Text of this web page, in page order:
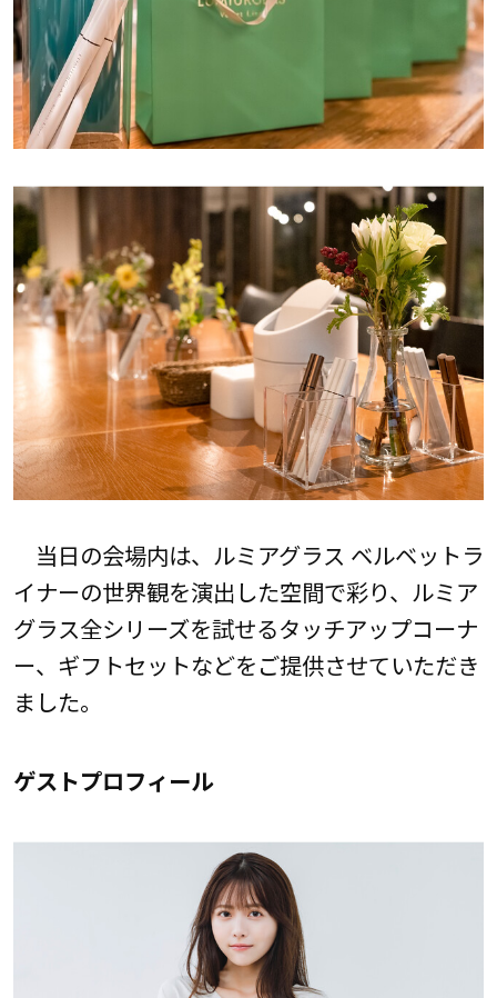
当日の会場内は、ルミアグラス ベルベットラ
イナーの世界観を演出した空間で彩り、ルミア
グラス全シリーズを試せるタッチアップコーナ
ー、ギフトセットなどをご提供させていただき
ました。
ゲストプロフィール